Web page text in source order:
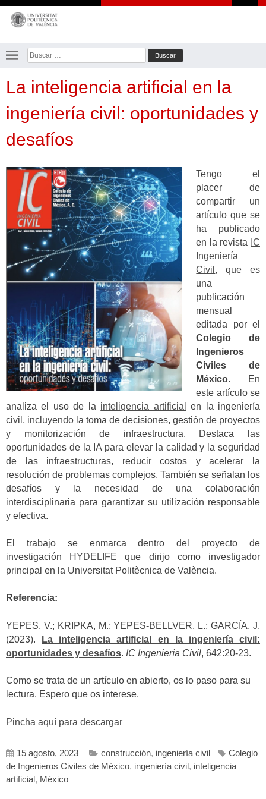
Saltar
contenido
Buscar:
La inteligencia artificial en la
ingeniería civil: oportunidades y
desafíos
Tengo el
placer de
compartir un
artículo que se
ha publicado
en la revista IC
Ingeniería
Civil , que es
una
publicación
mensual
editada por el
Colegio de
Ingenieros
Civiles de
México. En
este artículo se
analiza el uso de la inteligencia artificial
en la ingeniería
civil, incluyendo la toma de decisiones, gestión de proyectos
y monitorización de infraestructura. Destaca las
oportunidades de la IA para elevar la calidad y la seguridad
de las infraestructuras, reducir costos y acelerar la
resolución de problemas complejos. También se señalan los
desafíos y la necesidad de una colaboración
interdisciplinaria para garantizar su utilización responsable
y efectiva.
El trabajo se enmarca dentro del proyecto de
investigación
HYDELIFE que dirijo como investigador
principal en la Universitat Politècnica de València.
Referencia:
YEPES, V.; KRIPKA, M.; YEPES-BELLVER, L.; GARCÍA, J.
(2023).
La inteligencia artificial en la ingeniería civil:
oportunidades y desafíos. IC Ingeniería Civil, 642:20-23.
Como se trata de un artículo en abierto, os lo paso para su
lectura. Espero que os interese.
Pincha aquí para descargar
15 agosto, 2023 construcción, ingeniería civil
Colegio
de Ingenieros Civiles de México, ingeniería civil , inteligencia
artificial , México